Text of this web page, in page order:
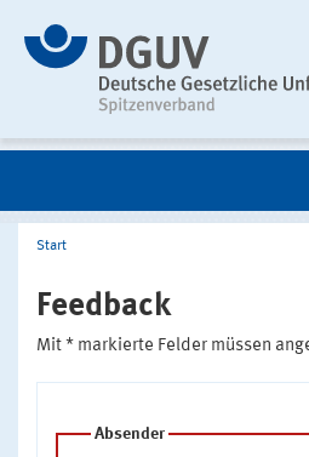
Start
Feedback
Mit * markierte Felder müssen
Absender